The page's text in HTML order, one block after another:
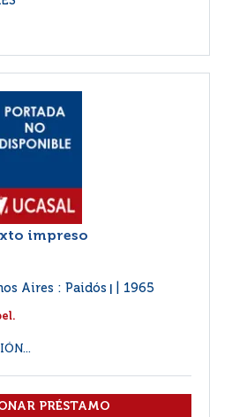
impreso
Aires : Paidós 1965